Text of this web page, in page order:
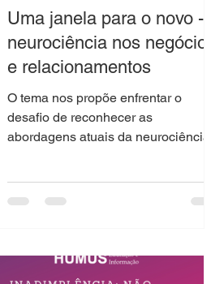
Uma janela para o novo - A
neurociência nos negócios
e relacionamentos
O tema nos propõe enfrentar o
desafio de reconhecer as
abordagens atuais da neurociência